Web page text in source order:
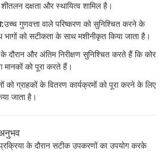
दक्षता और स्थायित्व शामिल है।
उच्च गुणवत्ता वाले परिष्करण को सुनिश्चित करने के
को सटीकता के साथ मशीनीकृत किया जाता है।
के दौरान और अंतिम निरीक्षण सुनिश्चित करते हैं कि कोर
मानकों को पूरा करते हैं।
को ग्राहकों के वितरण कार्यक्रमों को पूरा करने के लिए
जाता है।
के दौरान सटीक उपकरणों का उपयोग करके